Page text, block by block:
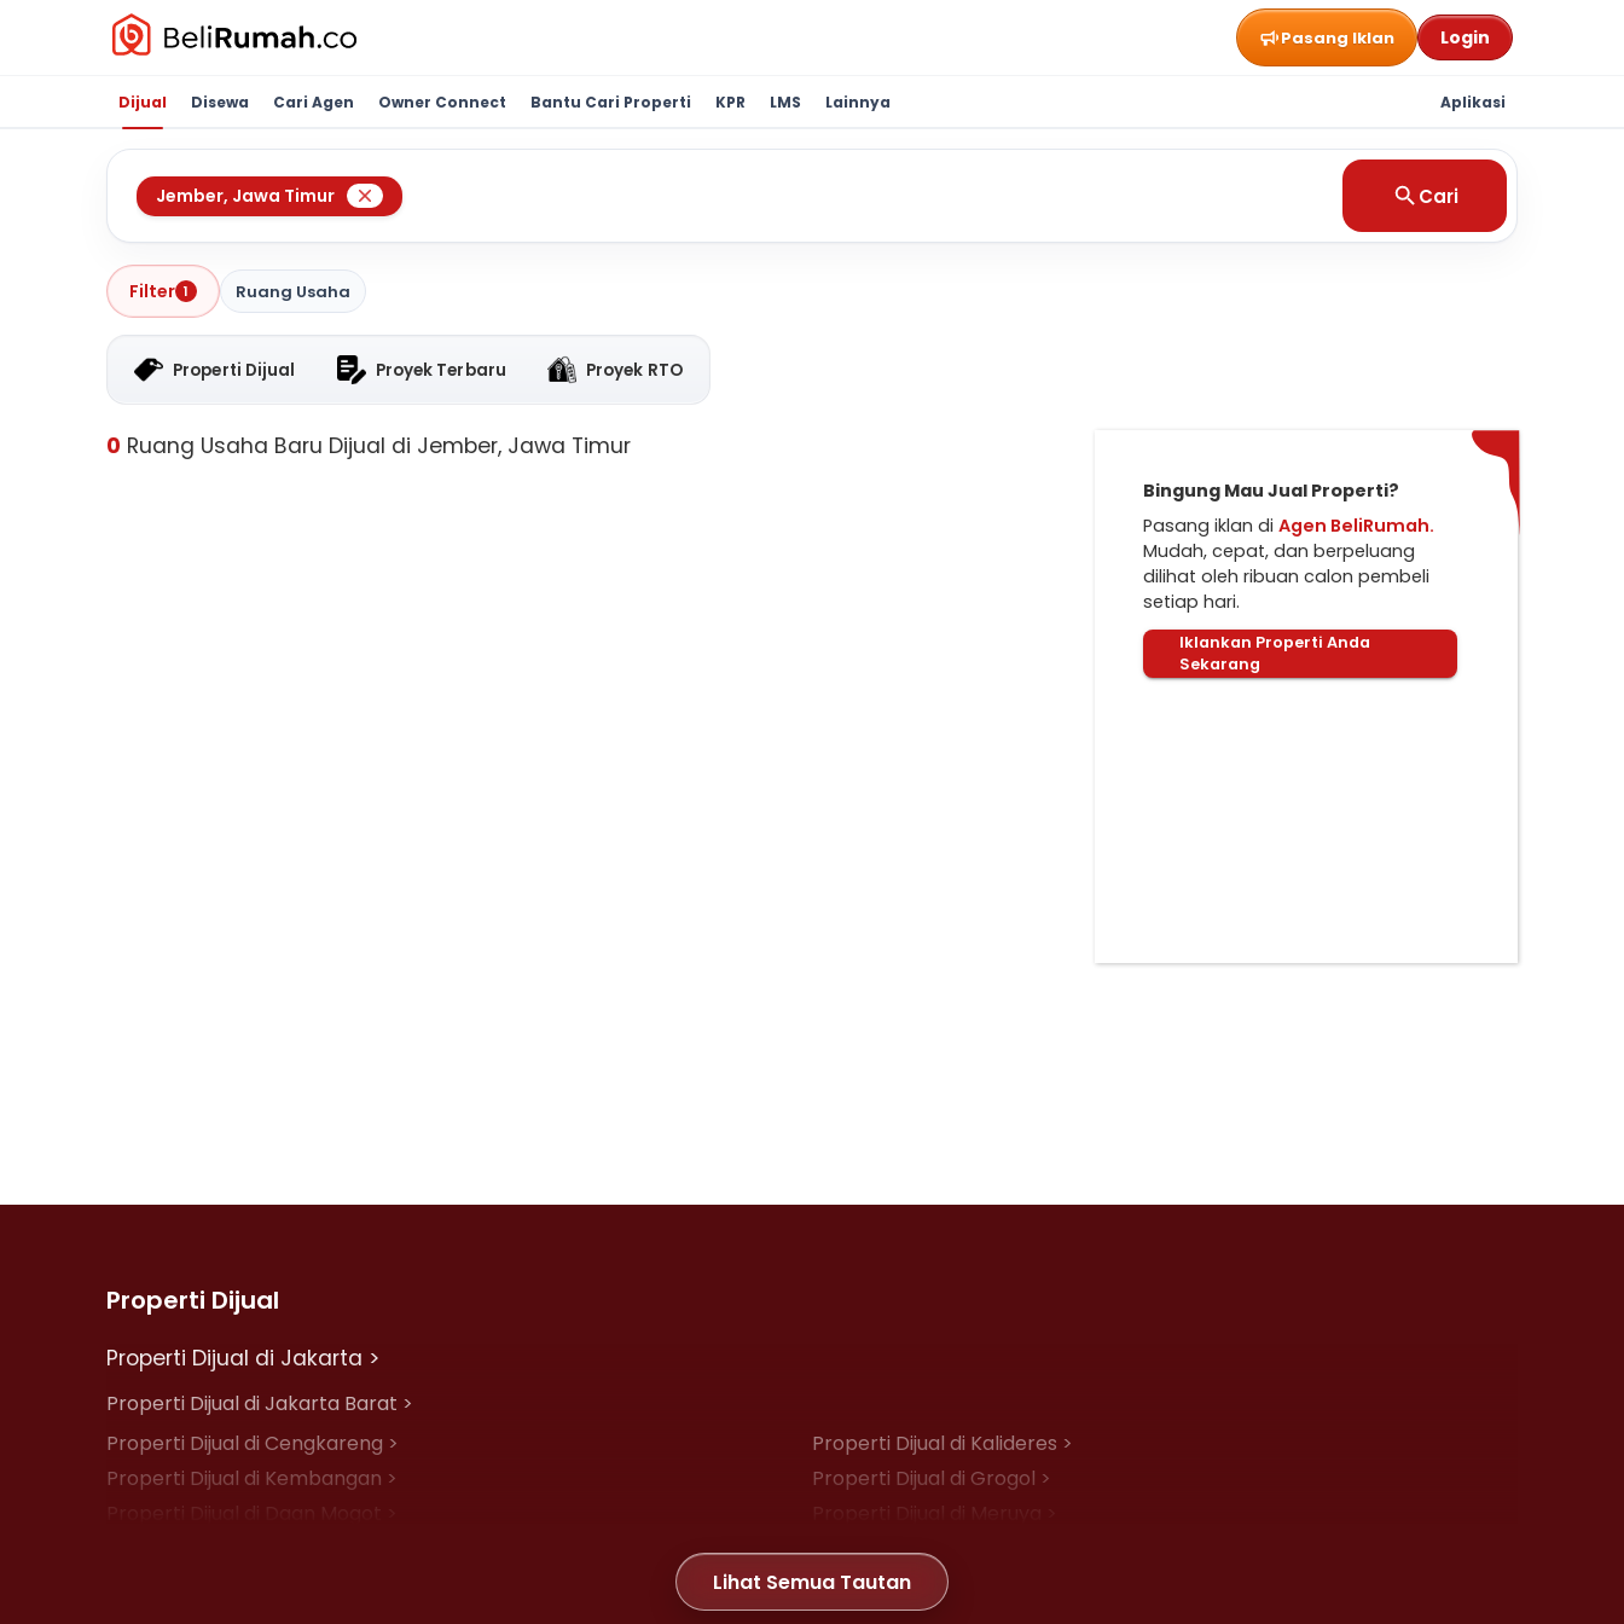
Pasang Iklan Login
Dijual Disewa Cari Agen Owner Connect Bantu Cari Properti KPR LMS Lainnya Aplikasi
Jember, Jawa Timur Cari
Filter 1 Ruang Usaha
Properti Dijual Proyek Terbaru Proyek RTO
0 Ruang Usaha Baru Dijual di Jember, Jawa Timur
Bingung Mau Jual Properti?
Pasang iklan di Agen BeliRumah.
Mudah, cepat, dan berpeluang
dilihat oleh ribuan calon pembeli
setiap hari.
Iklankan Properti Anda
Sekarang
Properti Dijual
Properti Dijual di Jakarta >
Properti Dijual di Jakarta Barat >
Properti Dijual di Cengkareng >
Properti Dijual di Kalideres >
Properti Dijual di Kembangan >
Properti Dijual di Grogol >
Properti Dijual di Daan Mogot >
Properti Dijual di Meruya >
Properti Dijual di Joglo >
Lihat Semua Tautan